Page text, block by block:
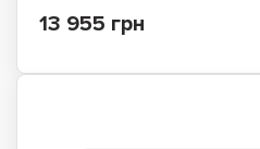
13 955 грн